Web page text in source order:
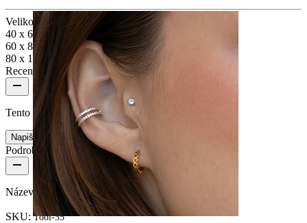
Velikost:
40 x 60 mm
60 x 80 mm
80 x 120 mm
Recenze produktu
Tento produkt nemá zatím žádné recenze
Napište recenzi
Podrobnosti o produktu
Název: Perfektní zip sáčky - 100 kusů
SKU:Tool-35